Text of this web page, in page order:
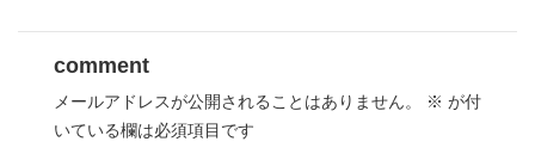
comment
メールアドレスが公開されることはありません。 ※ が付
いている欄は必須項目です